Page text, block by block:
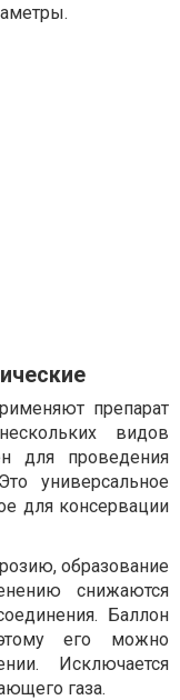
препарат
видов
для проведения
универсальное
для консервации
образование
снижаются
Баллон
его можно
Исключается
газа.